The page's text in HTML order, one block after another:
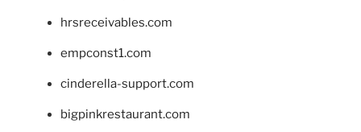
hrsreceivables.com
empconst1.com
cinderella-support.com
bigpinkrestaurant.com